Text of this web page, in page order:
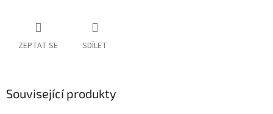
ZEPTAT SE SDÍLET
Související produkty